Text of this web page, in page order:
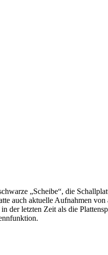
„Scheibe“, die
auch aktuelle Aufnahmen
der letzten Zeit als die